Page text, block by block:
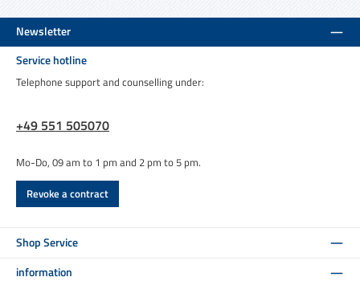
Newsletter
Service hotline
Telephone support and counselling under:
+49 551 505070
Mo-Do, 09 am to 1 pm and 2 pm to 5 pm.
Revoke a contract
Shop Service
information